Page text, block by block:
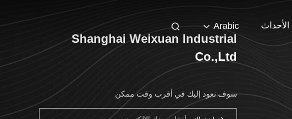
الأحداث Arabic
Shanghai Weixuan Industrial
Co.,Ltd
سوف نعود إليك في أقرب وقت ممكن